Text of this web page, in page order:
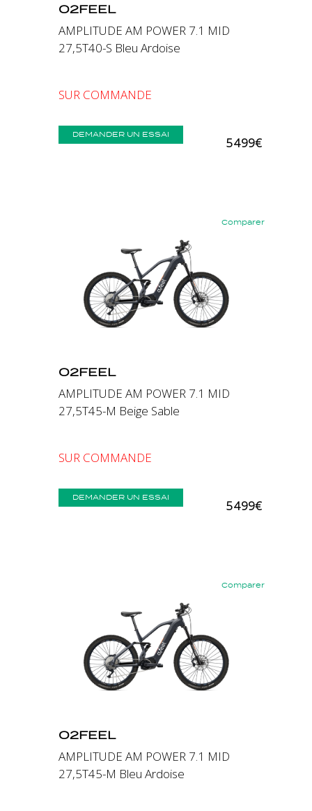
O2FEEL
AMPLITUDE AM POWER 7.1 MID
27,5T40-S Bleu Ardoise
SUR COMMANDE
DEMANDER UN ESSAI
5 499€
Comparer
Précédent
O2FEEL
AMPLITUDE AM POWER 7.1 MID
27,5T45-M Beige Sable
SUR COMMANDE
DEMANDER UN ESSAI
5 499€
Comparer
Précédent
O2FEEL
AMPLITUDE AM POWER 7.1 MID
27,5T45-M Bleu Ardoise